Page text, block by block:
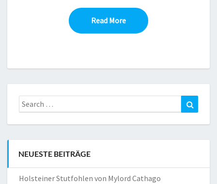
Read MoreRead More
Search
for:
NEUESTE BEITRÄGE
Holsteiner Stutfohlen von Mylord Cathago